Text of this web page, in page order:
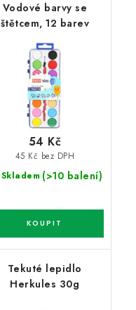
Vodové barvy se
štětcem, 12 barev
Skladem (>10 balení)
45 Kč bez DPH
54 Kč
Tekuté lepidlo
Herkules 30g